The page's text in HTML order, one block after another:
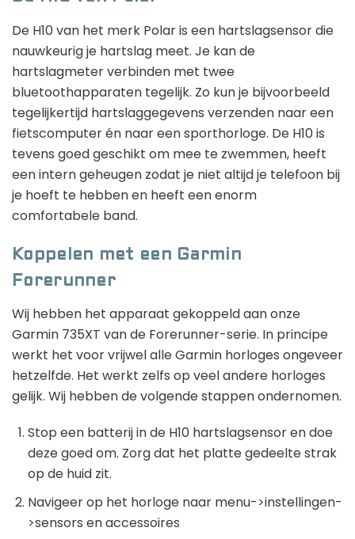
De H10 van het merk Polar is een hartslagsensor die
nauwkeurig je hartslag meet. Je kan de
hartslagmeter verbinden met twee
bluetoothapparaten tegelijk. Zo kun je bijvoorbeeld
tegelijkertijd hartslaggegevens verzenden naar een
fietscomputer én naar een sporthorloge. De H10 is
tevens goed geschikt om mee te zwemmen, heeft
een intern geheugen zodat je niet altijd je telefoon bij
je hoeft te hebben en heeft een enorm
comfortabele band.
Koppelen met een Garmin
Forerunner
Wij hebben het apparaat gekoppeld aan onze
Garmin 735XT van de Forerunner-serie. In principe
werkt het voor vrijwel alle Garmin horloges ongeveer
hetzelfde. Het werkt zelfs op veel andere horloges
gelijk. Wij hebben de volgende stappen ondernomen.
Stop een batterij in de H10 hartslagsensor en doe
deze goed om. Zorg dat het platte gedeelte strak
op de huid zit.
Navigeer op het horloge naar menu->instellingen-
>sensors en accessoires